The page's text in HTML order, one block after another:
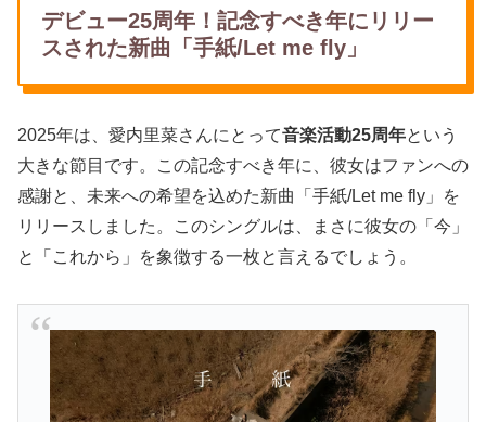
デビュー25周年！記念すべき年にリリー
スされた新曲「手紙/Let me fly」
2025年は、愛内里菜さんにとって音楽活動25周年という
大きな節目です。この記念すべき年に、彼女はファンへの
感謝と、未来への希望を込めた新曲「手紙/Let me fly」を
リリースしました。このシングルは、まさに彼女の「今」
と「これから」を象徴する一枚と言えるでしょう。